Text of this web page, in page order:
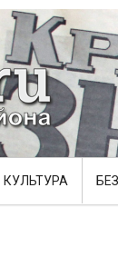
КУЛЬТУРА